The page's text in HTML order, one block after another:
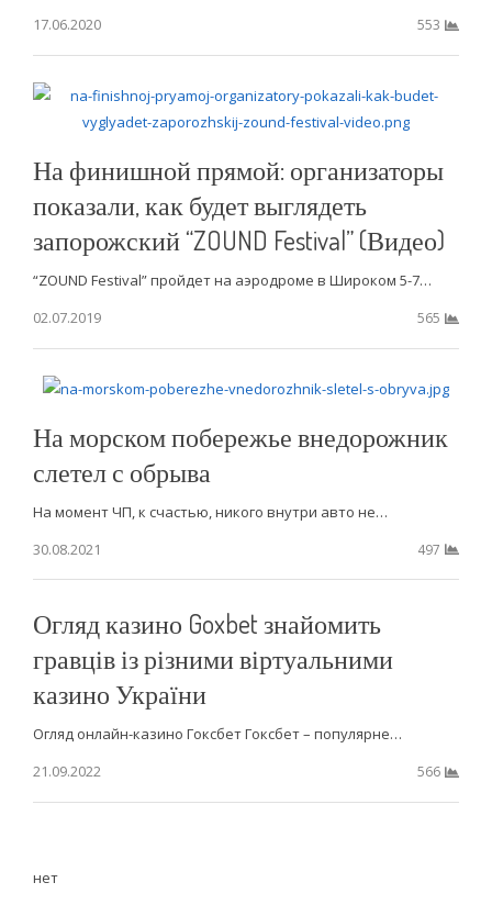
17.06.2020
553
На финишной прямой: организаторы
показали, как будет выглядеть
запорожский “ZOUND Festival” (Видео)
“ZOUND Festival” пройдет на аэродроме в Широком 5-7…
02.07.2019
565
На морском побережье внедорожник
слетел с обрыва
На момент ЧП, к счастью, никого внутри авто не…
30.08.2021
497
Огляд казино Goxbet знайомить
гравців із різними віртуальними
казино України
Огляд онлайн-казино Гоксбет Гоксбет – популярне…
21.09.2022
566
нет